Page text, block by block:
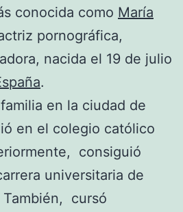
conocida como María
pornográfica,
nacida el 19 de julio
.
en la ciudad de
en el colegio católico
consiguió
universitaria de
cursó